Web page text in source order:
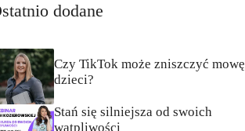
dodane
Czy TikTok może zniszczyć mowę
dzieci?
Stań się silniejsza od swoich
wątpliwości